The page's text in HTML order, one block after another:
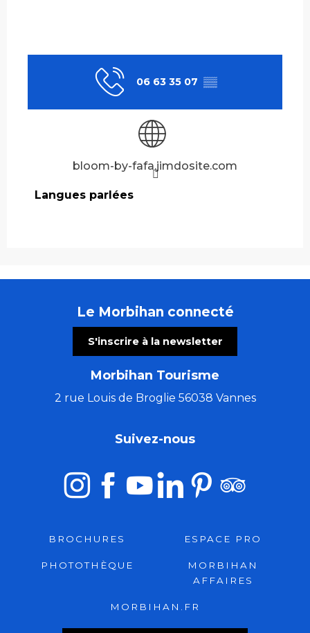
06 63 35 07 ▒▒
bloom-by-fafa.jimdosite.com
Langues parlées
Langues parlées
Le Morbihan connecté
S'inscrire à la newsletter
Morbihan Tourisme
2 rue Louis de Broglie 56038 Vannes
Suivez-nous
BROCHURES ESPACE PRO
PHOTOTHÈQUE
MORBIHAN
AFFAIRES
MORBIHAN.FR